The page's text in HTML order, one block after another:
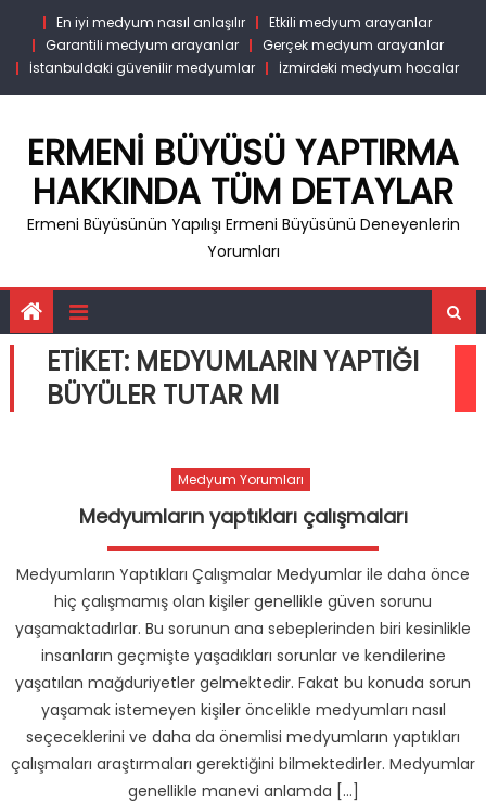
content
En iyi medyum nasıl anlaşılır
Etkili medyum arayanlar
Garantili medyum arayanlar
Gerçek medyum arayanlar
İstanbuldaki güvenilir medyumlar
İzmirdeki medyum hocalar
ERMENI BÜYÜSÜ YAPTIRMA
HAKKINDA TÜM DETAYLAR
Ermeni Büyüsünün Yapılışı Ermeni Büyüsünü Deneyenlerin
Yorumları
ETIKET: MEDYUMLARIN YAPTIĞI
BÜYÜLER TUTAR MI
Medyum Yorumları
Medyumların yaptıkları çalışmaları
Medyumların Yaptıkları Çalışmalar Medyumlar ile daha önce
hiç çalışmamış olan kişiler genellikle güven sorunu
yaşamaktadırlar. Bu sorunun ana sebeplerinden biri kesinlikle
insanların geçmişte yaşadıkları sorunlar ve kendilerine
yaşatılan mağduriyetler gelmektedir. Fakat bu konuda sorun
yaşamak istemeyen kişiler öncelikle medyumları nasıl
seçeceklerini ve daha da önemlisi medyumların yaptıkları
çalışmaları araştırmaları gerektiğini bilmektedirler. Medyumlar
genellikle manevi anlamda […]